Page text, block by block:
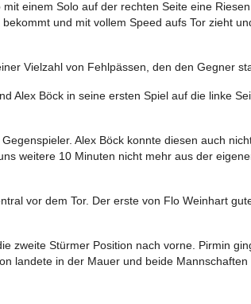
einem Solo auf der rechten Seite eine
und mit vollem Speed aufs Tor zieht
Vielzahl von Fehlpässen, den den Gegner
Alex Böck in seine ersten Spiel auf die linke
Alex Böck konnte diesen auch
weitere 10 Minuten nicht mehr aus der
vor dem Tor. Der erste von Flo Weinhart
zweite Stürmer Position nach vorne. Pirmin
landete in der Mauer und beide